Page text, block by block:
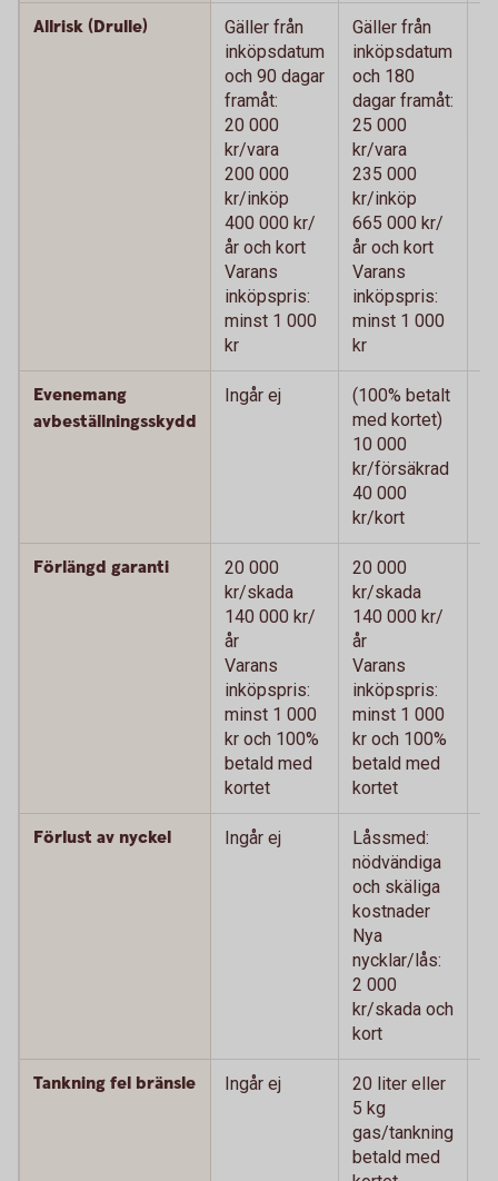
Allrisk (Drulle)
Gäller från
inköpsdatum
och 90 dagar
framåt:
20 000
kr/vara
200 000
kr/inköp
400 000 kr/
år och kort
Varans
inköpspris:
minst 1 000
kr
Gäller från
inköpsdatum
och 180
dagar framåt:
25 000
kr/vara
235 000
kr/inköp
665 000 kr/
år och kort
Varans
inköpspris:
minst 1 000
kr
Evenemang
avbeställningsskydd
Ingår ej
(100% betalt
med kortet)
10 000
kr/försäkrad
40 000
kr/kort
Förlängd garanti
20 000
kr/skada
140 000 kr/
år
Varans
inköpspris:
minst 1 000
kr och 100%
betald med
kortet
20 000
kr/skada
140 000 kr/
år
Varans
inköpspris:
minst 1 000
kr och 100%
betald med
kortet
Förlust av nyckel Ingår ej
Låssmed:
nödvändiga
och skäliga
kostnader
Nya
nycklar/lås:
2 000
kr/skada och
kort
Tankning fel bränsle Ingår ej
20 liter eller
5 kg
gas/tankning
betald med